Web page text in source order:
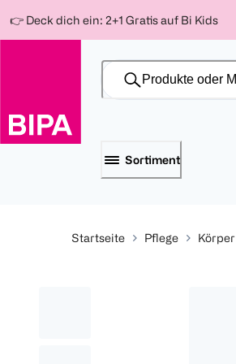
-10%
Für
150 Ös
-15%
Für
300 Ös
-20%
Für
500 Ös
zum
👉 Deck dich ein: 2+1 Gratis auf Bi Kids
Sortiment
Startseite Pflege Körper